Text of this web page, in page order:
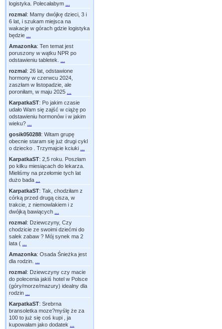
logistyka. Polecałabym
rozmal: Mamy dwójkę dzieci, 3 i
6 lat, i szukam miejsca na
wakacje w górach gdzie logistyka
będzie
Amazonka: Ten temat jest
poruszony w wątku NPR po
odstawieniu tabletek.
rozmal: 26 lat, odstawione
hormony w czerwcu 2024,
zaszłam w listopadzie, ale
poroniłam, w maju 2025
KarpatkaST: Po jakim czasie
udało Wam się zajść w ciążę po
odstawieniu hormonów i w jakim
wieku?
gosik050288: Witam grupę
obecnie staram się już drugi cykl
o dziecko . Trzymajcie kciuki
KarpatkaST: 2,5 roku. Poszłam
po kilku miesiącach do lekarza.
Mieliśmy na przełomie tych lat
dużo bada
KarpatkaST: Tak, chodziłam z
córką przed drugą cisza, w
trakcie, z niemowlakiem i z
dwójką bawiących
rozmal: Dziewczyny, Czy
chodzicie ze swoimi dziećmi do
salek zabaw ? Mój synek ma 2
lata (
Amazonka: Osada Śnieżka jest
dla rodzin.
rozmal: Dziewczyny czy macie
do polecenia jakiś hotel w Polsce
(góry/morze/mazury) idealny dla
rodzin
KarpatkaST: Srebrna
bransoletka moze?myślę że za
100 to już się coś kupi , ja
kupowałam jako dodatek